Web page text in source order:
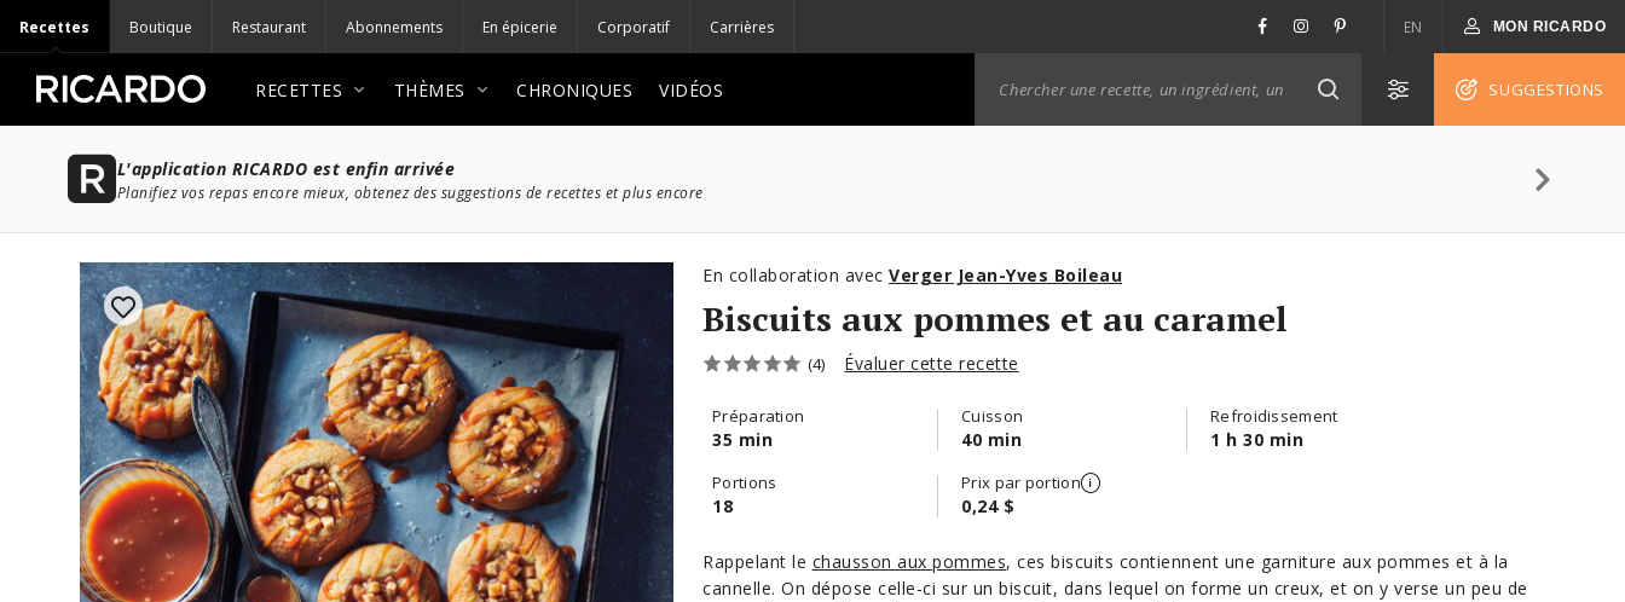
Recettes Boutique Restaurant Abonnements En épicerie Corporatif Carrières EN MON RICARDO
RECETTES THÈMES CHRONIQUES VIDÉOS SUGGESTIONS
L'application RICARDO est enfin arrivée
Planifiez vos repas encore mieux, obtenez des suggestions de recettes et plus encore
En collaboration avec Verger Jean-Yves Boileau
Biscuits aux pommes et au caramel
(4) Évaluer cette recette
Préparation
35 min
Cuisson
40 min
Refroidissement
1 h 30 min
Portions
18
Prix par portion
0,24 $
Rappelant le chausson aux pommes, ces biscuits contiennent une garniture aux pommes et à la
cannelle. On dépose celle-ci sur un biscuit, dans lequel on forme un creux, et on y verse un peu de